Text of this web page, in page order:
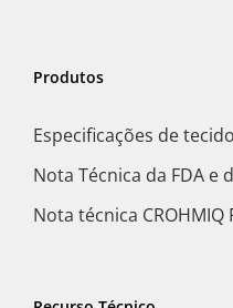
Produtos
Especificações de
Nota Técnica da FDA e
Nota técnica CROHMIQ